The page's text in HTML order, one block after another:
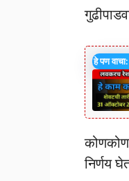
हे पण वाचा:
निर्णय